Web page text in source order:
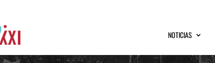
NOTICIAS